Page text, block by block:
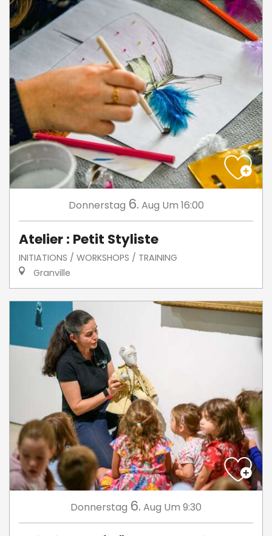
Donnerstag 6. Aug Um 16:00
Atelier : Petit Styliste
INITIATIONS / WORKSHOPS / TRAINING
Granville
Donnerstag 6. Aug Um 9:30